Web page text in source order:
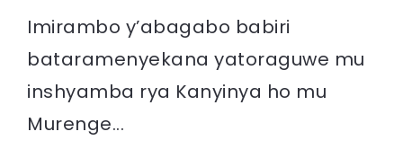
Imirambo y’abagabo babiri
bataramenyekana yatoraguwe mu
inshyamba rya Kanyinya ho mu
Murenge...